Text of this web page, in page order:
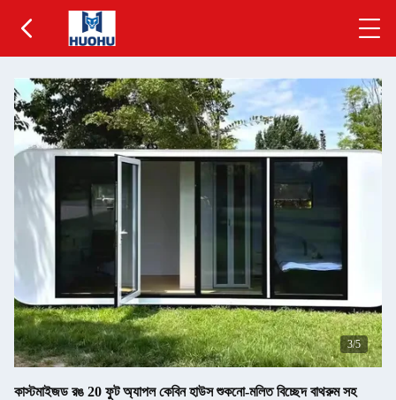
3/5
কাস্টমাইজড রঙ 20 ফুট অ্যাপল কেবিন হাউস শুকনো-মলিত বিচ্ছেদ বাথরুম সহ